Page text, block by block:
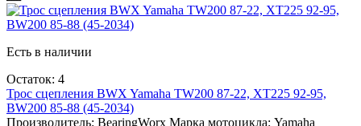
Есть в наличии
Остаток: 4
Трос сцепления BWX Yamaha TW200 87-22, XT225 92-95,
BW200 85-88 (45-2034)
Производитель: BearingWorx Марка мотоцикла: Yamaha